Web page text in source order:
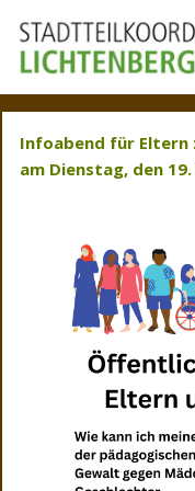
Infoabend für Eltern
am Dienstag, den